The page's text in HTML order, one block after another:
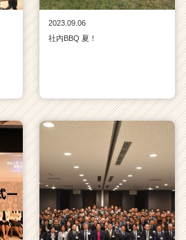
2023.09.06
社内BBQ 夏！